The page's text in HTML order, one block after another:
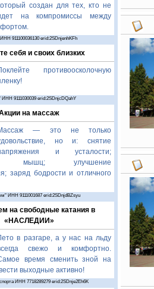
создан для тех, кто не
на компромиссы между
911100036130 erid:2SDnjenhKFh
себя и своих близких
противоосколочную
9111030039 erid:2SDnjcDQahY
на массаж
— это не только
но и: снятие
и усталости;
мышц; улучшение
заряд бодрости и отличного
ИНН 9111001687 erid:2SDnjdBZsyu
на свободные катания в
«НАСЛЕДИИ»
в разгаре, а у нас на льду
свежо и комфортно.
время сменить зной на
выходные активно!
ИНН 7718289279 erid:2SDnje2Eh6K